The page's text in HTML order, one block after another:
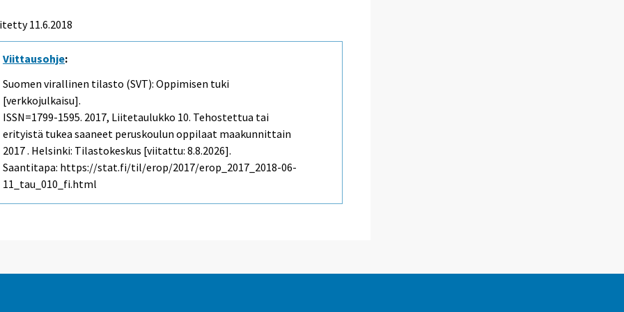
11.6.2018
Viittausohje:
Suomen virallinen tilasto (SVT): Oppimisen tuki
[verkkojulkaisu].
ISSN=1799-1595. 2017, Liitetaulukko 10. Tehostettua tai
erityistä tukea saaneet peruskoulun oppilaat maakunnittain
2017 . Helsinki: Tilastokeskus [viitattu: 8.8.2026].
Saantitapa: https://stat.fi/til/erop/2017/erop_2017_2018-06-
11_tau_010_fi.html